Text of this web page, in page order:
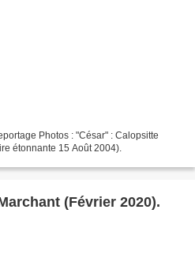
Photos : "César" : Calopsitte
étonnante 15 Août 2004).
(Février 2020).